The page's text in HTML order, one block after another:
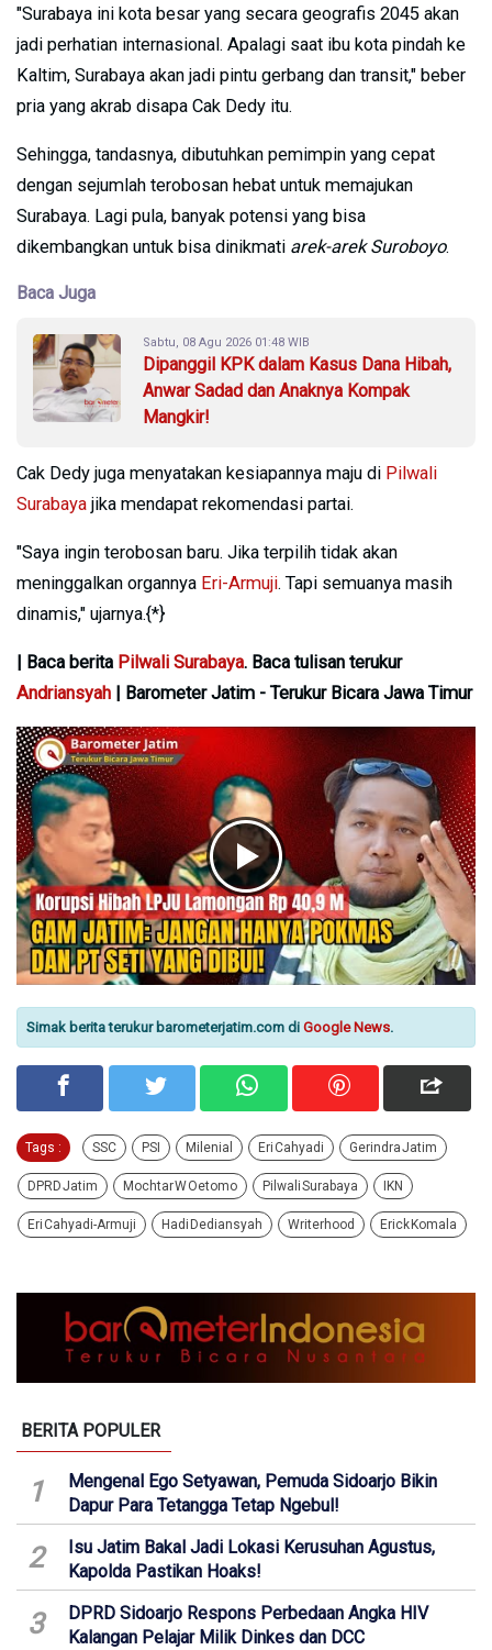
"Surabaya ini kota besar yang secara geografis 2045 akan
jadi perhatian internasional. Apalagi saat ibu kota pindah ke
Kaltim, Surabaya akan jadi pintu gerbang dan transit," beber
pria yang akrab disapa Cak Dedy itu.
Sehingga, tandasnya, dibutuhkan pemimpin yang cepat
dengan sejumlah terobosan hebat untuk memajukan
Surabaya. Lagi pula, banyak potensi yang bisa
dikembangkan untuk bisa dinikmati arek-arek Suroboyo.
Baca Juga
Sabtu, 08 Agu 2026 01:48 WIB
Dipanggil KPK dalam Kasus Dana Hibah,
Anwar Sadad dan Anaknya Kompak
Mangkir!
Cak Dedy juga menyatakan kesiapannya maju di Pilwali
Surabaya jika mendapat rekomendasi partai.
"Saya ingin terobosan baru. Jika terpilih tidak akan
meninggalkan organnya Eri-Armuji. Tapi semuanya masih
dinamis," ujarnya.{*}
| Baca berita Pilwali Surabaya. Baca tulisan terukur
Andriansyah | Barometer Jatim - Terukur Bicara Jawa Timur
Simak berita terukur barometerjatim.com di Google News.
Tags : SSC PSI Milenial Eri Cahyadi Gerindra Jatim
DPRD Jatim Mochtar W Oetomo Pilwali Surabaya IKN
Eri Cahyadi-Armuji Hadi Dediansyah Writerhood Erick Komala
BERITA POPULER
1
Mengenal Ego Setyawan, Pemuda Sidoarjo Bikin
Dapur Para Tetangga Tetap Ngebul!
2
Isu Jatim Bakal Jadi Lokasi Kerusuhan Agustus,
Kapolda Pastikan Hoaks!
3
DPRD Sidoarjo Respons Perbedaan Angka HIV
Kalangan Pelajar Milik Dinkes dan DCC